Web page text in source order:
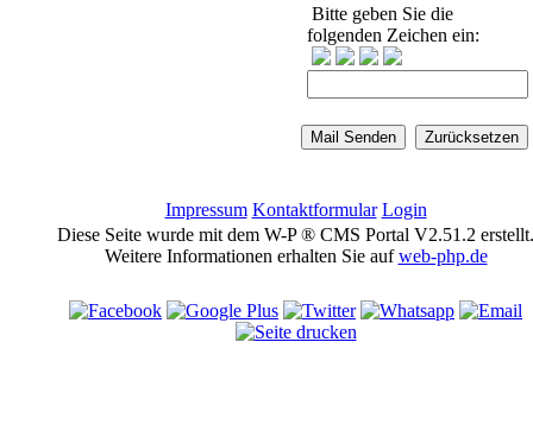
Bitte geben Sie die
folgenden Zeichen ein:
Impressum Kontaktformular Login
Diese Seite wurde mit dem W-P ® CMS Portal V2.51.2 erstellt.
Weitere Informationen erhalten Sie aufweb-php.de